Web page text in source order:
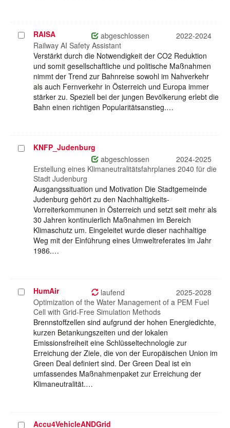
Projekt
auswählen
RAISA abgeschlossen
2022-2024
Railway AI Safety Assistant
Verstärkt durch die Notwendigkeit der CO2 Reduktion
und somit gesellschaftliche und politische Maßnahmen
nimmt der Trend zur Bahnreise sowohl im Nahverkehr
als auch Fernverkehr in Österreich und Europa immer
stärker zu. Speziell bei der jungen Bevölkerung erlebt die
Bahn einen richtigen Popularitätsanstieg.…
ProjektKNFP_Judenburg
abgeschlossen
2024-2025
Erstellung eines Klimaneutralitätsfahrplanes 2040 für die
Stadt Judenburg
Ausgangssituation und Motivation Die Stadtgemeinde
Judenburg gehört zu den Nachhaltigkeits-
Vorreiterkommunen in Österreich und setzt seit mehr als
30 Jahren kontinuierlich Maßnahmen im Bereich
Klimaschutz um. Eingeleitet wurde dieser nachhaltige
Weg mit der Einführung eines Umweltreferates im Jahr
1986.…
Projekt
auswählen
HumAir laufend
2025-2028
Optimization of the Water Management of a PEM Fuel
Cell with Grid-Free Simulation Methods
Brennstoffzellen sind aufgrund der hohen Energiedichte,
kurzen Betankungszeiten und der lokalen
Emissionsfreiheit eine Schlüsseltechnologie zur
Erreichung der Ziele, die von der Europäischen Union im
Green Deal definiert sind. Der Green Deal ist ein
umfassendes Maßnahmenpaket zur Erreichung der
Klimaneutralität.…
ProjektAccu4VehicleANDGrid